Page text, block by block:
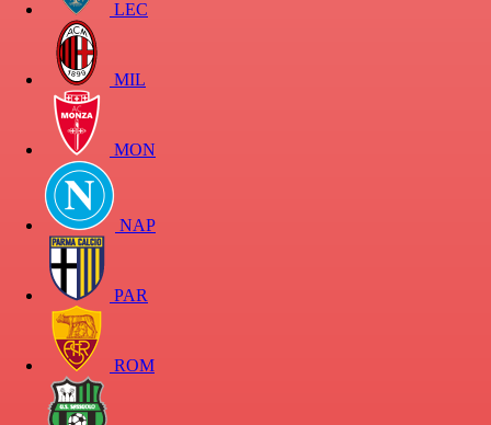
LEC
MIL
MON
NAP
PAR
ROM